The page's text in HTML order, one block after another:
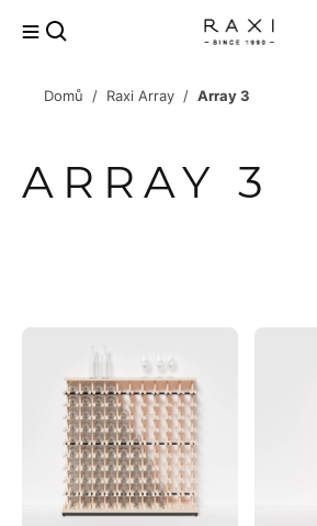
Domů / Raxi Array / Array 3
ARRAY 3
VÝPIS
PRODUKTŮ